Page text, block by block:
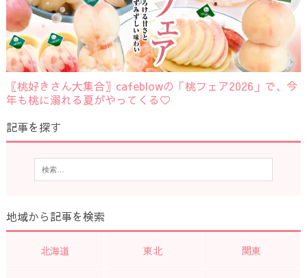
〖桃好きさん大集合〗cafeblowの「桃フェア2026」で、今
年も桃に溺れる夏がやってくる♡
記事を探す
地域から記事を検索
北海道 東北 関東